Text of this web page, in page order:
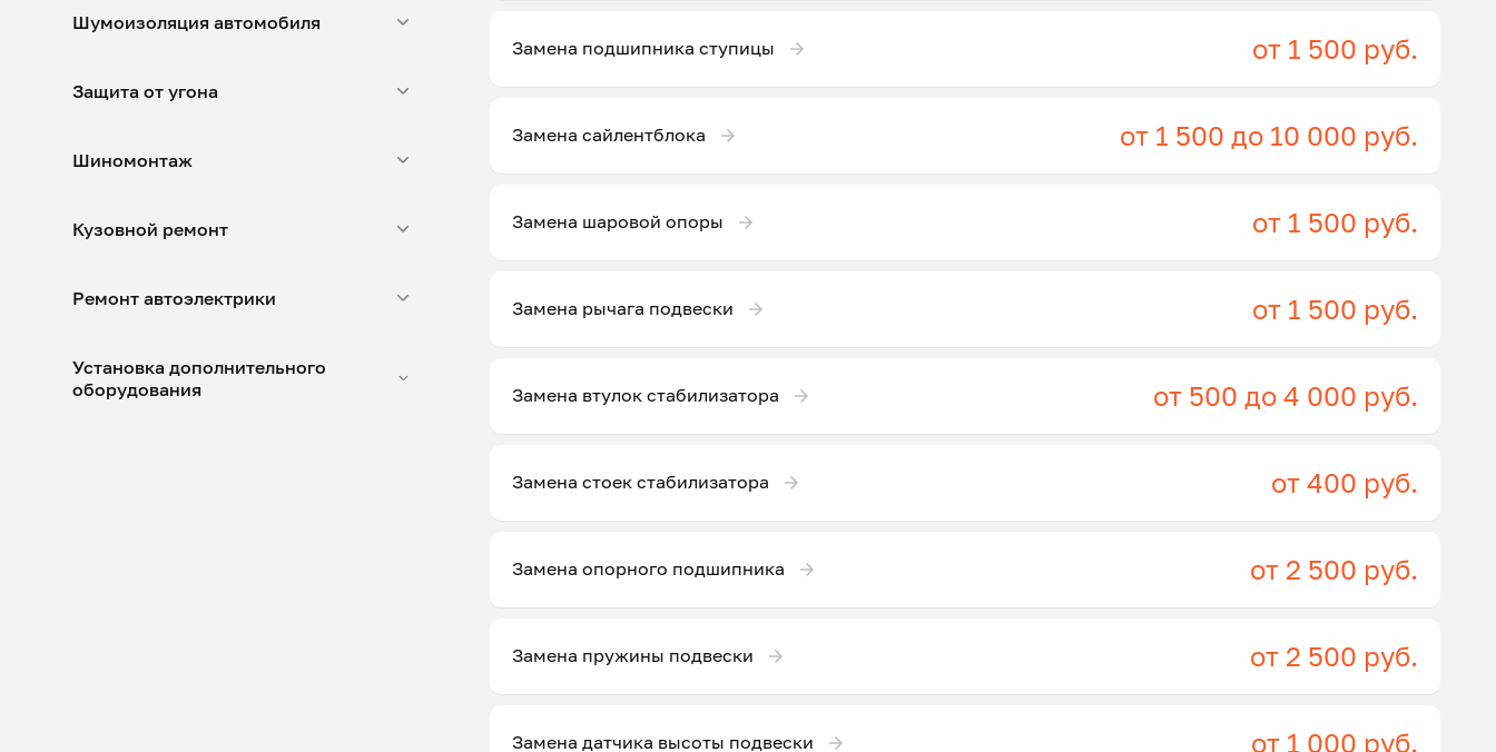
Шумоизоляция автомобиля
Защита от угона
Шиномонтаж
Кузовной ремонт
Ремонт автоэлектрики
Установка дополнительного
оборудования
Замена подшипника ступицы от 1 500 руб.
Замена сайлентблока от 1 500 до 10 000 руб.
Замена шаровой опоры от 1 500 руб.
Замена рычага подвески от 1 500 руб.
Замена втулок стабилизатора от 500 до 4 000 руб.
Замена стоек стабилизатора от 400 руб.
Замена опорного подшипника от 2 500 руб.
Замена пружины подвески от 2 500 руб.
Замена датчика высоты подвески от 1 000 руб.